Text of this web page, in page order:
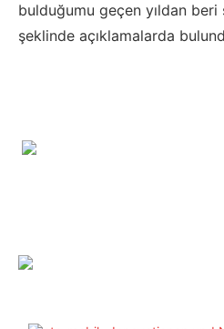
bulduğumu geçen yıldan
şeklinde açıklamalarda